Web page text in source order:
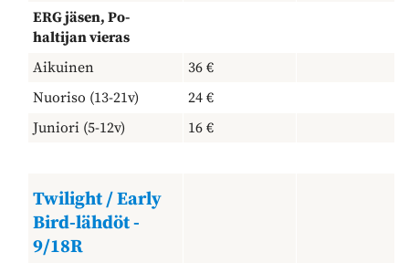
ERG jäsen, Po-
haltijan vieras
Aikuinen
36 €
Nuoriso (13-21v)
24 €
Juniori (5-12v)
16 €
Twilight / Early
Bird-lähdöt -
9/18R